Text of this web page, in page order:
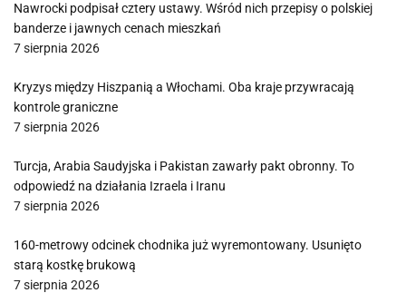
Nawrocki podpisał cztery ustawy. Wśród nich przepisy o polskiej
banderze i jawnych cenach mieszkań
7 sierpnia 2026
Kryzys między Hiszpanią a Włochami. Oba kraje przywracają
kontrole graniczne
7 sierpnia 2026
Turcja, Arabia Saudyjska i Pakistan zawarły pakt obronny. To
odpowiedź na działania Izraela i Iranu
7 sierpnia 2026
160-metrowy odcinek chodnika już wyremontowany. Usunięto
starą kostkę brukową
7 sierpnia 2026